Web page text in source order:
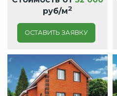
руб/м2
ОСТАВИТЬ ЗАЯВКУ